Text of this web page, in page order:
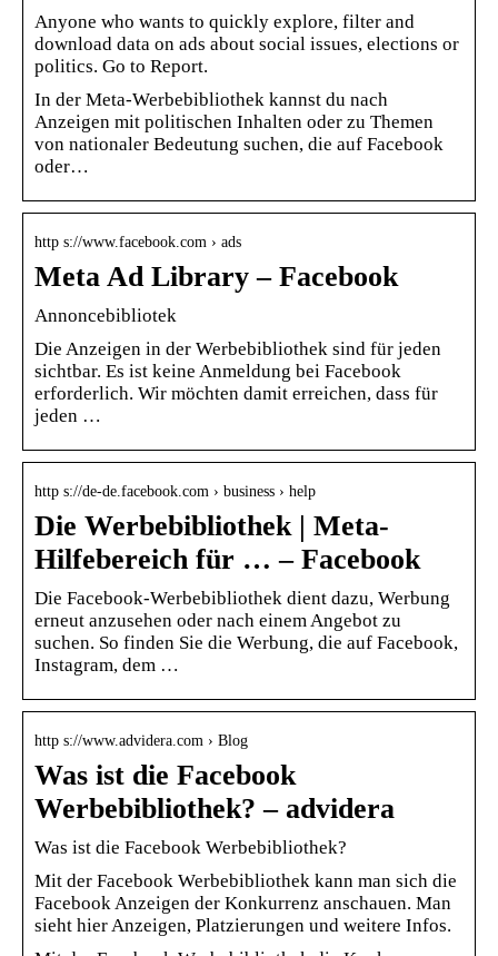
Anyone who wants to quickly explore, filter and
download data on ads about social issues, elections or
politics. Go to Report.
In der Meta-Werbebibliothek kannst du nach
Anzeigen mit politischen Inhalten oder zu Themen
von nationaler Bedeutung suchen, die auf Facebook
oder…
http s://www.facebook.com › ads
Meta Ad Library – Facebook
Annoncebibliotek
Die Anzeigen in der Werbebibliothek sind für jeden
sichtbar. Es ist keine Anmeldung bei Facebook
erforderlich. Wir möchten damit erreichen, dass für
jeden …
http s://de-de.facebook.com › business › help
Die Werbebibliothek | Meta-
Hilfebereich für … – Facebook
Die Facebook-Werbebibliothek dient dazu, Werbung
erneut anzusehen oder nach einem Angebot zu
suchen. So finden Sie die Werbung, die auf Facebook,
Instagram, dem …
http s://www.advidera.com › Blog
Was ist die Facebook
Werbebibliothek? – advidera
Was ist die Facebook Werbebibliothek?
Mit der Facebook Werbebibliothek kann man sich die
Facebook Anzeigen der Konkurrenz anschauen. Man
sieht hier Anzeigen, Platzierungen und weitere Infos.